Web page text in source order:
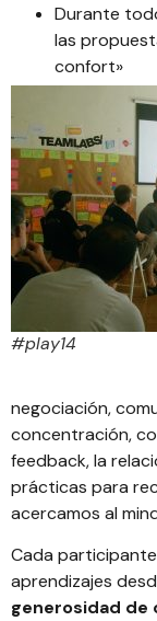
Durante
las
confort»
#play14
negociación,
concentración,
feedback, la
prácticas para
acercamos al
Cada
aprendizajes
generosidad de